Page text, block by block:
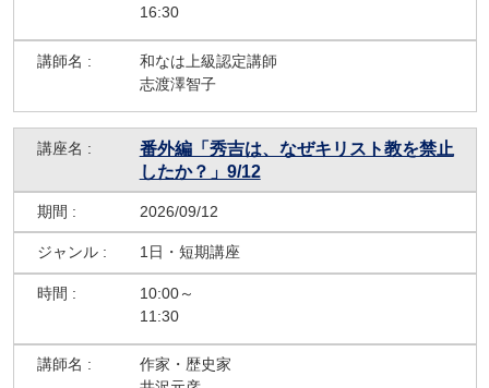
16:30
和なは上級認定講師
志渡澤智子
番外編「秀吉は、なぜキリスト教を禁止
したか？」9/12
2026/09/12
1日・短期講座
10:00～
11:30
作家・歴史家